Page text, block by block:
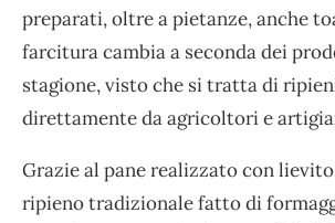
preparati, oltre a pietanze, anche
farcitura cambia a seconda dei
stagione, visto che si tratta di
direttamente da agricoltori e
Grazie al pane realizzato con
ripieno tradizionale fatto di